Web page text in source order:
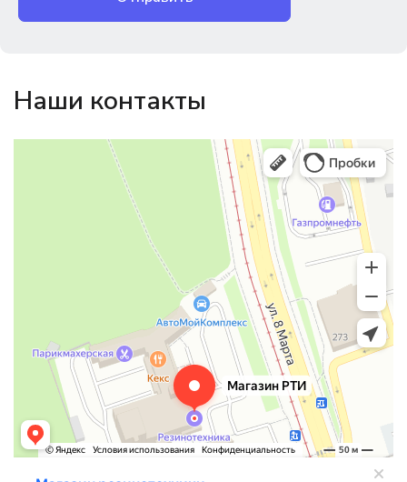
Наши контакты
Магазин резинотехники
Резиновые и резинотехнические изделия в Екатеринбурге
Садовый инвентарь и техника в Екатеринбурге